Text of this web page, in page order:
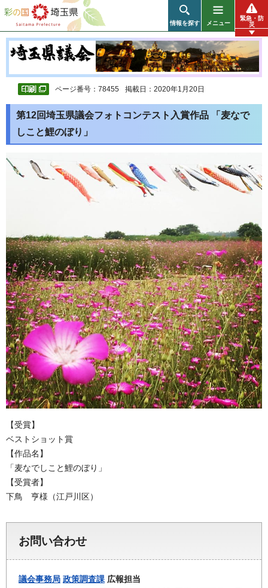
彩の国 埼玉県
情報を探す メニュー
緊急・防
災
ページ番号：78455 掲載日：2020年1月20日
第12回埼玉県議会フォトコンテスト入賞作品 「麦なで
しこと鯉のぼり」
【受賞】
ベストショット賞
【作品名】
「麦なでしこと鯉のぼり」
【受賞者】
下鳥 亨様（江戸川区）
お問い合わせ
議会事務局 政策調査課 広報担当